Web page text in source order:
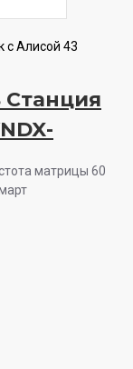
с Алисой 43
Станция
матрицы 60